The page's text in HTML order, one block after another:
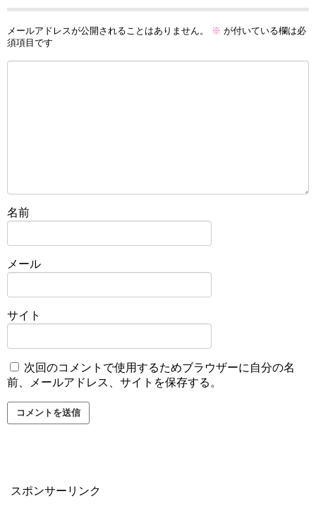
メールアドレスが公開されることはありません。 ※ が付いている欄は必
須項目です
名前
メール
サイト
次回のコメントで使用するためブラウザーに自分の名
前、メールアドレス、サイトを保存する。
スポンサーリンク